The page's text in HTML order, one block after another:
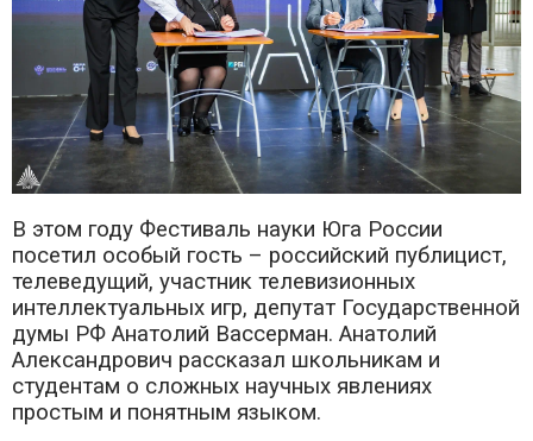
В этом году Фестиваль науки Юга России
посетил особый гость – российский публицист,
телеведущий, участник телевизионных
интеллектуальных игр, депутат Государственной
думы РФ Анатолий Вассерман. Анатолий
Александрович рассказал школьникам и
студентам о сложных научных явлениях
простым и понятным языком.